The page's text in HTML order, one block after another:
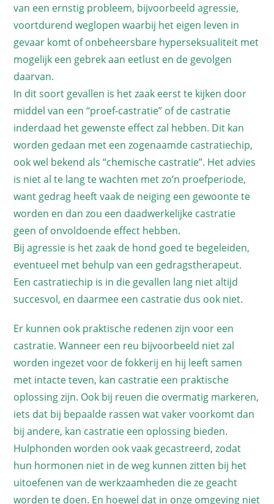
van een ernstig probleem, bijvoorbeeld agressie,
voortdurend weglopen waarbij het eigen leven in
gevaar komt of onbeheersbare hyperseksualiteit met
mogelijk een gebrek aan eetlust en de gevolgen
daarvan.
In dit soort gevallen is het zaak eerst te kijken door
middel van een “proef-castratie” of de castratie
inderdaad het gewenste effect zal hebben. Dit kan
worden gedaan met een zogenaamde castratiechip,
ook wel bekend als “chemische castratie”. Het advies
is niet al te lang te wachten met zo’n proefperiode,
want gedrag heeft vaak de neiging een gewoonte te
worden en dan zou een daadwerkelijke castratie
geen of onvoldoende effect hebben.
Bij agressie is het zaak de hond goed te begeleiden,
eventueel met behulp van een gedragstherapeut.
Een castratiechip is in die gevallen lang niet altijd
succesvol, en daarmee een castratie dus ook niet.
Er kunnen ook praktische redenen zijn voor een
castratie. Wanneer een reu bijvoorbeeld niet zal
worden ingezet voor de fokkerij en hij leeft samen
met intacte teven, kan castratie een praktische
oplossing zijn. Ook bij reuen die overmatig markeren,
iets dat bij bepaalde rassen wat vaker voorkomt dan
bij andere, kan castratie een oplossing bieden.
Hulphonden worden ook vaak gecastreerd, zodat
hun hormonen niet in de weg kunnen zitten bij het
uitoefenen van de werkzaamheden die ze geacht
worden te doen. En hoewel dat in onze omgeving niet